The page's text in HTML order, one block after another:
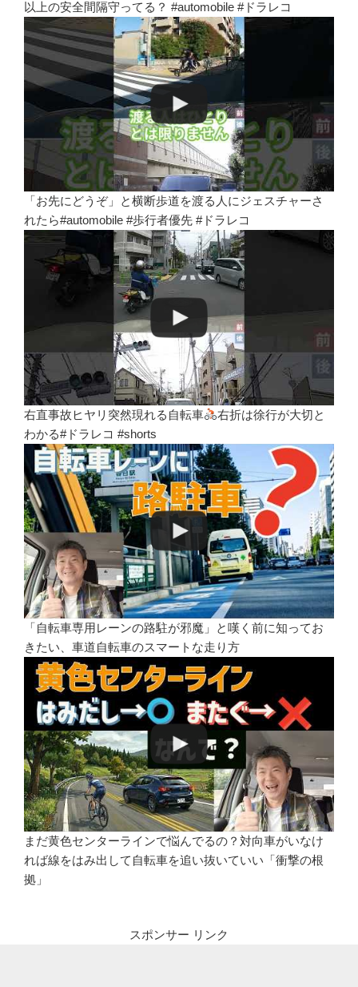
以上の安全間隔守ってる？ #automobile #ドラレコ
「お先にどうぞ」と横断歩道を渡る人にジェスチャーさ
れたら#automobile #歩行者優先 #ドラレコ
右直事故ヒヤリ突然現れる自転車
右折は徐行が大切と
わかる#ドラレコ #shorts
「自転車専用レーンの路駐が邪魔」と嘆く前に知ってお
きたい、車道自転車のスマートな走り方
まだ黄色センターラインで悩んでるの？対向車がいなけ
れば線をはみ出して自転車を追い抜いていい「衝撃の根
拠」
スポンサー リンク